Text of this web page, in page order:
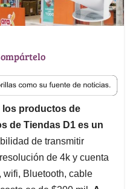
los productos de
de Tiendas D1 es un
de transmitir
de 4k y cuenta
Bluetooth, cable